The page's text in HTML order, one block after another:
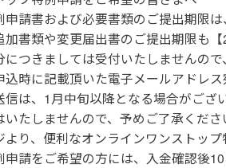
申請書および必要書類のご提出期限
加書類や変更届出書のご提出期限も
につきましては受付いたしませんので
込時に記載頂いた電子メールアドレ
信は、1月中旬以降となる場合がござい
いたしませんので、予めご了承くださ
より、便利なオンラインワンストップ
申請をご希望の方には、入金確認後